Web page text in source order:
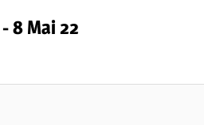
8 Mai 22